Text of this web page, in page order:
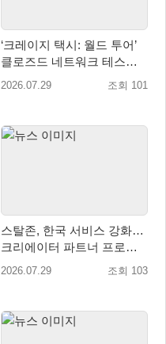
‘크레이지 택시: 월드 투어’
클로즈드 네트워크 테스트
참가자 모집 시작
2026.07.29 조회 101
스탈존, 한국 서비스 강화…
크리에이터 파트너 프로그
램 운영
2026.07.29 조회 103